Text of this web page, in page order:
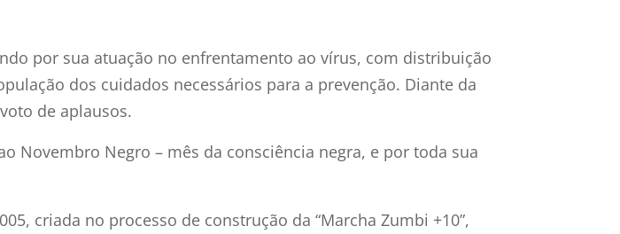
por sua atuação no enfrentamento ao vírus, com distribuição
dos cuidados necessários para a prevenção. Diante da
de aplausos.
Novembro Negro – mês da consciência negra, e por toda sua
criada no processo de construção da “Marcha Zumbi +10”,